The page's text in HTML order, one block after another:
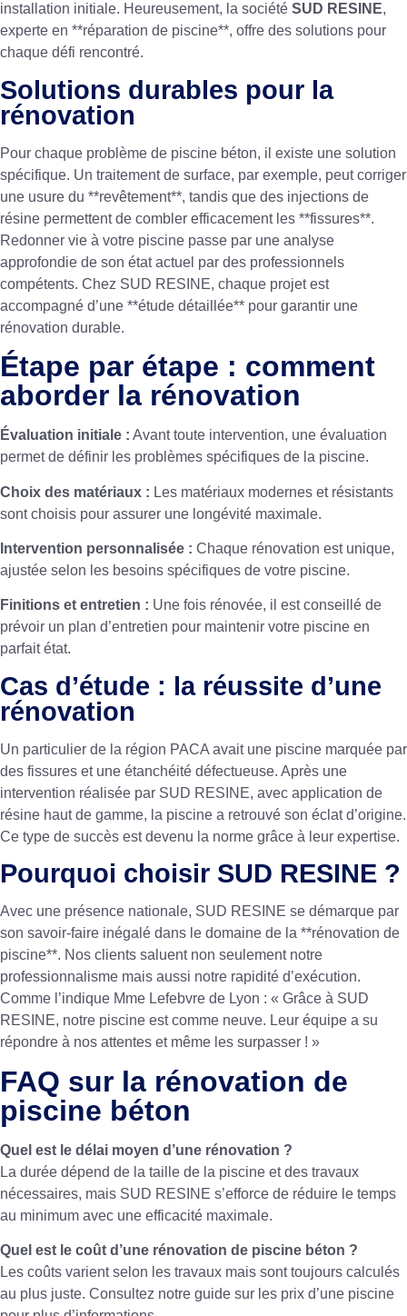
installation initiale. Heureusement, la société SUD RESINE,
experte en **réparation de piscine**, offre des solutions pour
chaque défi rencontré.
Solutions durables pour la
rénovation
Pour chaque problème de piscine béton, il existe une solution
spécifique. Un traitement de surface, par exemple, peut corriger
une usure du **revêtement**, tandis que des injections de
résine permettent de combler efficacement les **fissures**.
Redonner vie à votre piscine passe par une analyse
approfondie de son état actuel par des professionnels
compétents. Chez SUD RESINE, chaque projet est
accompagné d’une **étude détaillée** pour garantir une
rénovation durable.
Étape par étape : comment
aborder la rénovation
Évaluation initiale : Avant toute intervention, une évaluation
permet de définir les problèmes spécifiques de la piscine.
Choix des matériaux : Les matériaux modernes et résistants
sont choisis pour assurer une longévité maximale.
Intervention personnalisée : Chaque rénovation est unique,
ajustée selon les besoins spécifiques de votre piscine.
Finitions et entretien : Une fois rénovée, il est conseillé de
prévoir un plan d’entretien pour maintenir votre piscine en
parfait état.
Cas d’étude : la réussite d’une
rénovation
Un particulier de la région PACA avait une piscine marquée par
des fissures et une étanchéité défectueuse. Après une
intervention réalisée par SUD RESINE, avec application de
résine haut de gamme, la piscine a retrouvé son éclat d’origine.
Ce type de succès est devenu la norme grâce à leur expertise.
Pourquoi choisir SUD RESINE ?
Avec une présence nationale, SUD RESINE se démarque par
son savoir-faire inégalé dans le domaine de la **rénovation de
piscine**. Nos clients saluent non seulement notre
professionnalisme mais aussi notre rapidité d’exécution.
Comme l’indique Mme Lefebvre de Lyon : « Grâce à SUD
RESINE, notre piscine est comme neuve. Leur équipe a su
répondre à nos attentes et même les surpasser ! »
FAQ sur la rénovation de
piscine béton
Quel est le délai moyen d’une rénovation ?
La durée dépend de la taille de la piscine et des travaux
nécessaires, mais SUD RESINE s’efforce de réduire le temps
au minimum avec une efficacité maximale.
Quel est le coût d’une rénovation de piscine béton ?
Les coûts varient selon les travaux mais sont toujours calculés
au plus juste. Consultez notre guide sur les prix d’une piscine